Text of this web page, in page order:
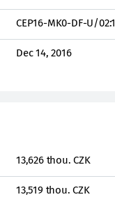
CEP16-MK0-DF-U/02:1
Dec 14, 2016
13,626 thou. CZK
13,519 thou. CZK